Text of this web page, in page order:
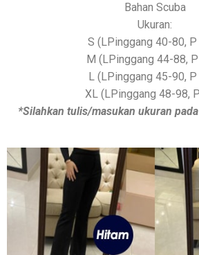
Bahan Scuba
Ukuran:
S (LPinggang 40-80,
M (LPinggang 44-88,
L (LPinggang 45-90,
XL (LPinggang 48-98,
*Silahkan tulis/masukan ukuran